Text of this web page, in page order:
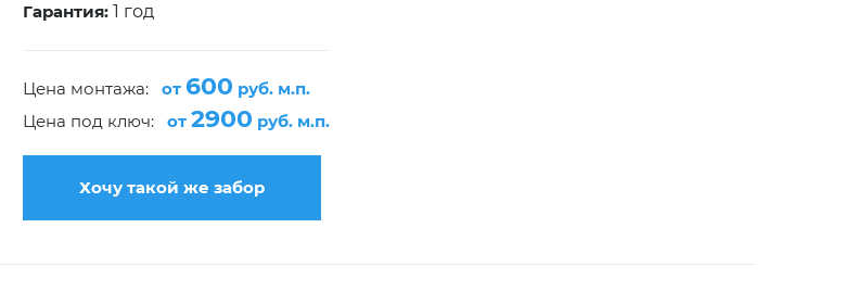
Гарантия: 1 год
Цена монтажа:от 600 руб. м.п.
Цена под ключ:от2900 руб. м.п.
Хочу такой же забор